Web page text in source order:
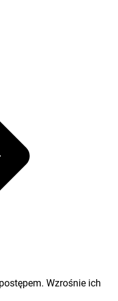
Wzrośnie ich